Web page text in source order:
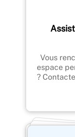
Vous
espace
?